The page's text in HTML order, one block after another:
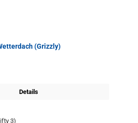
(Grizzly)
Details